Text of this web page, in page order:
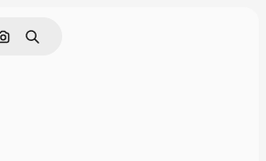
Pesquisar por imagem
Buscar